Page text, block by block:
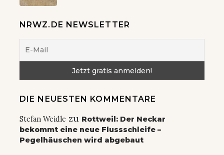
NRWZ.DE NEWSLETTER
DIE NEUESTEN KOMMENTARE
Stefan Weidle zu Rottweil: Der Neckar
bekommt eine neue Flussschleife –
Pegelhäuschen wird abgebaut